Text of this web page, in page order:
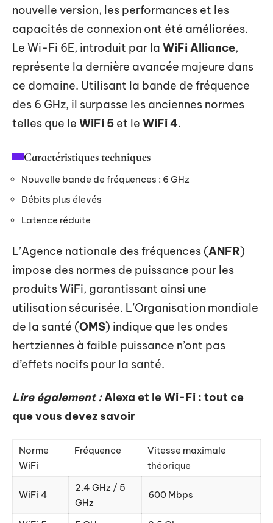
nouvelle version, les performances et les
capacités de connexion ont été améliorées.
Le Wi-Fi 6E, introduit par la WiFi Alliance,
représente la dernière avancée majeure dans
ce domaine. Utilisant la bande de fréquence
des 6 GHz, il surpasse les anciennes normes
telles que le WiFi 5 et le WiFi 4.
Caractéristiques techniques
Nouvelle bande de fréquences : 6 GHz
Débits plus élevés
Latence réduite
L’Agence nationale des fréquences (ANFR)
impose des normes de puissance pour les
produits WiFi, garantissant ainsi une
utilisation sécurisée. L’Organisation mondiale
de la santé (OMS) indique que les ondes
hertziennes à faible puissance n’ont pas
d’effets nocifs pour la santé.
Lire également : Alexa et le Wi-Fi : tout ce
que vous devez savoir
Norme
WiFi
Fréquence
Vitesse maximale
théorique
WiFi 4
2.4 GHz / 5
GHz
600 Mbps